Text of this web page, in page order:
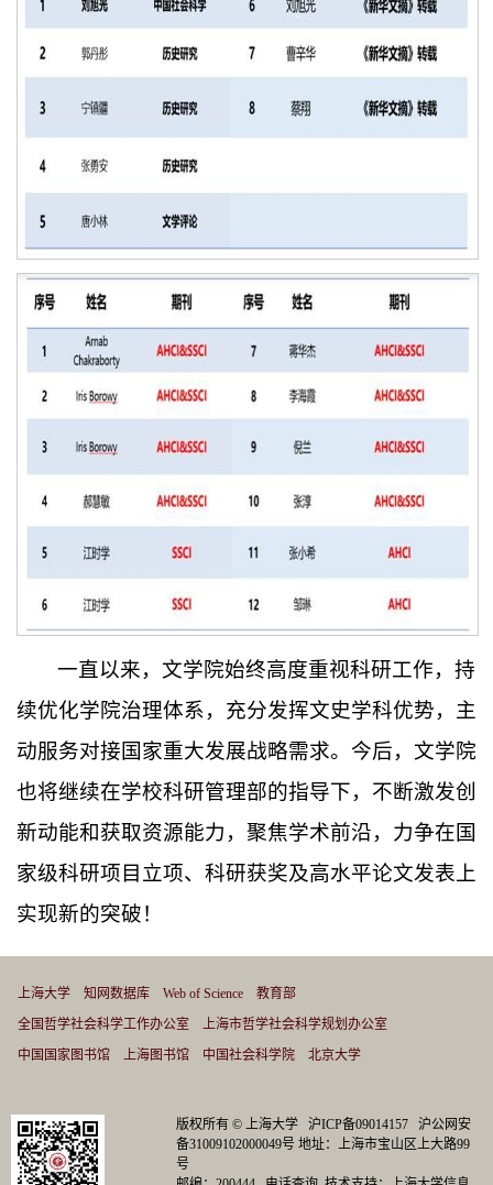
一直以来，文学院始终高度重视科研工作，持
续优化学院治理体系，充分发挥文史学科优势，主
动服务对接国家重大发展战略需求。今后，文学院
也将继续在学校科研管理部的指导下，不断激发创
新动能和获取资源能力，聚焦学术前沿，力争在国
家级科研项目立项、科研获奖及高水平论文发表上
实现新的突破！
上海大学 知网数据库 Web of Science
教育部
全国哲学社会科学工作办公室
上海市哲学社会科学规划办公室
中国国家图书馆
上海图书馆 中国社会科学院 北京大学
版权所有 ©上海大学 沪ICP备09014157
沪公网安
备31009102000049号地址：上海市宝山区上大路99
号